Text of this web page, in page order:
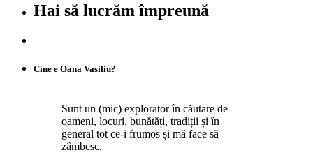
Hai să lucrăm împreună
Cine e Oana Vasiliu?
Sunt un (mic) explorator în căutare de
oameni, locuri, bunătăți, tradiții și în
general tot ce-i frumos și mă face să
zâmbesc.